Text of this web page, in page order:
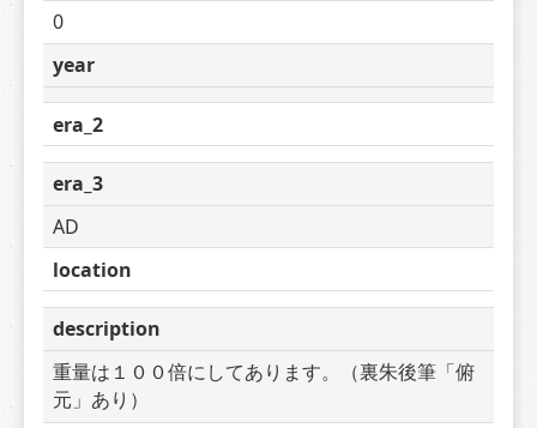
0
year
era_2
era_3
AD
location
description
重量は１００倍にしてあります。（裏朱後筆「俯
元」あり）